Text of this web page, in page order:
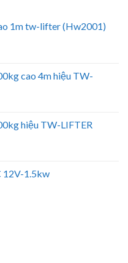
1m tw-lifter (Hw2001)
cao 4m hiệu TW-
hiệu TW-LIFTER
12V-1.5kw